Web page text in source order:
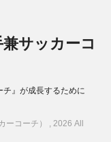
サッカーコ
』が成長するために
コーチ） , 2026 All